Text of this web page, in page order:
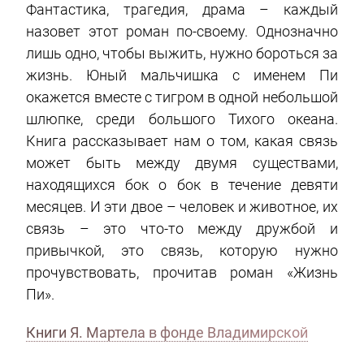
Фантастика, трагедия, драма – каждый
назовет этот роман по-своему. Однозначно
лишь одно, чтобы выжить, нужно бороться за
жизнь. Юный мальчишка с именем Пи
окажется вместе с тигром в одной небольшой
шлюпке, среди большого Тихого океана.
Книга рассказывает нам о том, какая связь
может быть между двумя существами,
находящихся бок о бок в течение девяти
месяцев. И эти двое – человек и животное, их
связь – это что-то между дружбой и
привычкой, это связь, которую нужно
прочувствовать, прочитав роман «Жизнь
Пи».
Книги Я. Мартела в фонде Владимирской